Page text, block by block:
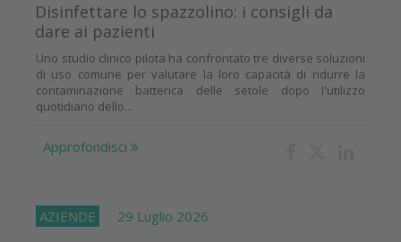
Disinfettare lo spazzolino: i consigli da
dare ai pazienti
Uno studio clinico pilota ha confrontato tre diverse soluzioni
di uso comune per valutare la loro capacità di ridurre la
contaminazione batterica delle setole dopo l'utilizzo
quotidiano dello...
Approfondisci
AZIENDE 29 Luglio 2026